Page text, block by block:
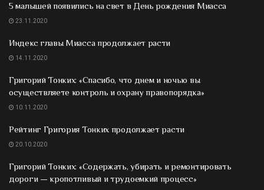
5 малышей появились на свет в День рождения Миасса
23.11.2020
Индекс главы Миасса продолжает расти
14.11.2020
Григорий Тонких: «Спасибо, что днем и ночью вы
осуществляете контроль и охрану правопорядка»
10.11.2020
Рейтинг Григория Тонких продолжает расти
20.10.2020
Григорий Тонких: «Содержать, убирать и ремонтировать
дороги — кропотливый и трудоемкий процесс»